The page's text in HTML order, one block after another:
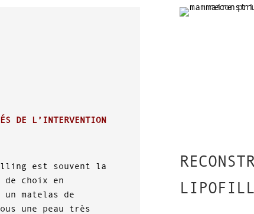
DE L’INTERVENTION
est souvent la
de choix en
un matelas de
une peau très